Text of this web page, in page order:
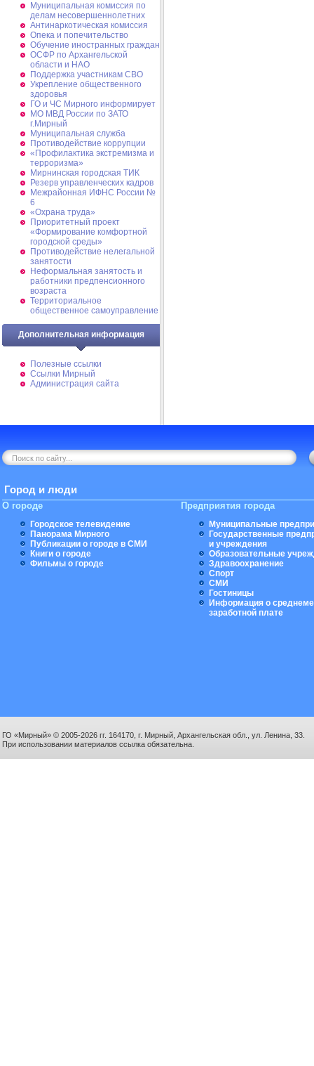
Муниципальная комиссия по
делам несовершеннолетних
Антинаркотическая комиссия
Опека и попечительство
Обучение иностранных граждан
ОСФР по Архангельской
области и НАО
Поддержка участникам СВО
Укрепление общественного
здоровья
ГО и ЧС Мирного информирует
МО МВД России по ЗАТО
г.Мирный
Муниципальная cлужба
Противодействие коррупции
«Профилактика экстремизма и
терроризма»
Мирнинская городская ТИК
Резерв управленческих кадров
Межрайонная ИФНС России №
6
«Охрана труда»
Приоритетный проект
«Формирование комфортной
городской среды»
Противодействие нелегальной
занятости
Неформальная занятость и
работники предпенсионного
возраста
Территориальное
общественное самоуправление
Дополнительная информация
Полезные ссылки
Ссылки Мирный
Администрация сайта
Город и люди
О городе
Городское телевидение
Панорама Мирного
Публикации о городе в СМИ
Книги о городе
Фильмы о городе
Предприятия города
Муниципальные
Государственные
и учреждения
Образовательные
Здравоохранение
Спорт
СМИ
Гостиницы
Информация о
заработной плате
ГО «Мирный» © 2005-2026 гг. 164170, г. Мирный, Архангельская обл., ул. Ленина, 33.
При использовании материалов ссылка обязательна.